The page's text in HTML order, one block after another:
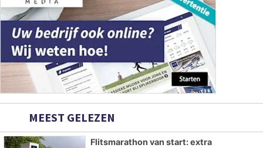
MEEST GELEZEN
Flitsmarathon van start: extra